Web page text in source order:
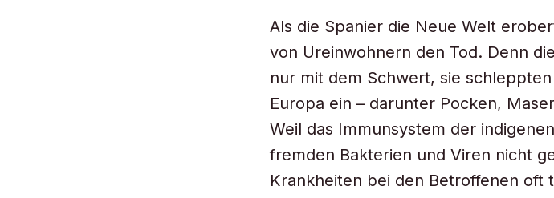
Als die Spanier die Neue Welt
von Ureinwohnern den Tod. Denn
nur mit dem Schwert, sie
Europa ein – darunter Pocken,
Weil das Immunsystem der
fremden Bakterien und Viren nicht
Krankheiten bei den Betroffenen oft